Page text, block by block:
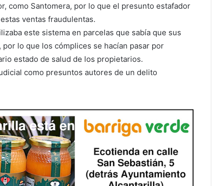
como Santomera, por lo que el presunto estafador
ventas fraudulentas.
este sistema en parcelas que sabía que sus
lo que los cómplices se hacían pasar por
estado de salud de los propietarios.
como presuntos autores de un delito